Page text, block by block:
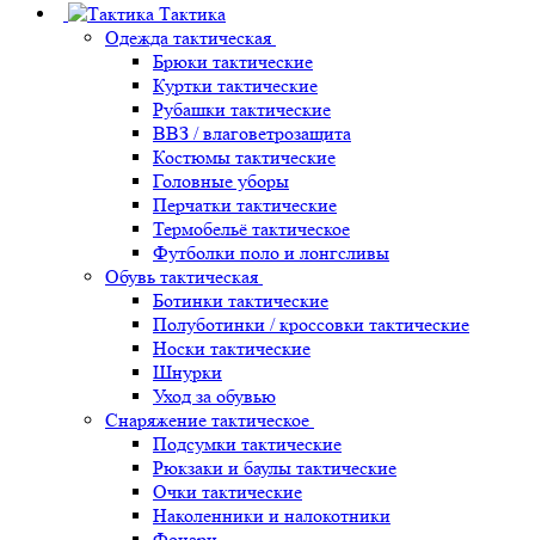
Тактика
Одежда тактическая
Брюки тактические
Куртки тактические
Рубашки тактические
ВВЗ / влаговетрозащита
Костюмы тактические
Головные уборы
Перчатки тактические
Термобельё тактическое
Футболки поло и лонгсливы
Обувь тактическая
Ботинки тактические
Полуботинки / кроссовки тактические
Носки тактические
Шнурки
Уход за обувью
Снаряжение тактическое
Подсумки тактические
Рюкзаки и баулы тактические
Очки тактические
Наколенники и налокотники